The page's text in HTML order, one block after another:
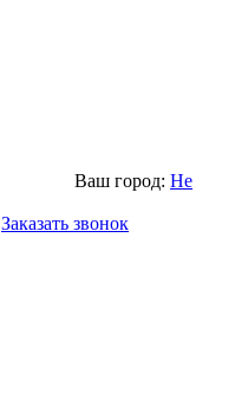
Ваш город: Не
Заказать звонок